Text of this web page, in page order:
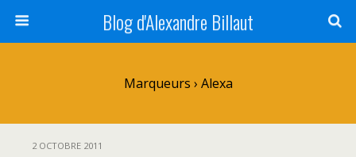
Blog d'Alexandre Billaut
Marqueurs › Alexa
2 OCTOBRE 2011